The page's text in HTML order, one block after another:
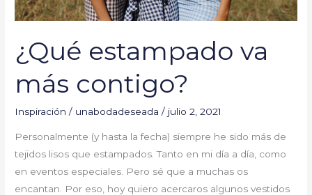
¿Qué estampado va
más contigo?
Inspiración / unabodadeseada/ julio 2, 2021
Personalmente (y hasta la fecha) siempre he sido más de
tejidos lisos que estampados. Tanto en mi día a día, como
en eventos especiales. Pero sé que a muchas os
encantan. Por eso, hoy quiero acercaros algunos vestidos